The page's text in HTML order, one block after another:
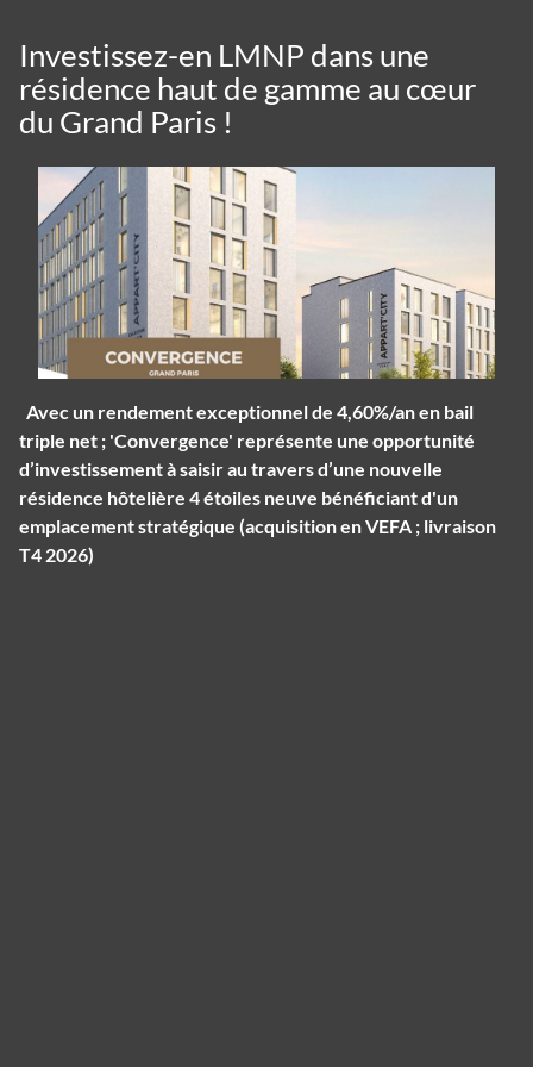
Investissez-en LMNP dans une
résidence haut de gamme au cœur
du Grand Paris !
Avec un rendement exceptionnel de 4,60%/an en bail
triple net ; 'Convergence' représente une opportunité
d’investissement à saisir au travers d’une nouvelle
résidence hôtelière 4 étoiles neuve bénéficiant d'un
emplacement stratégique (acquisition en VEFA ; livraison
T4 2026)